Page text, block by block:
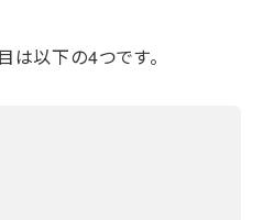
以下の4つです。